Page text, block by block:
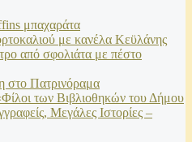
μπαχαράτα
με κανέλα Κεϋλάνης
από σφολιάτα με πέστο
στο Πατρινόραμα
των Βιβλιοθηκών του Δήμου
Μεγάλες Ιστορίες –